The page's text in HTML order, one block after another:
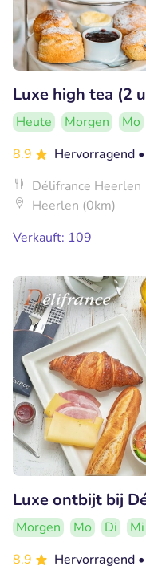
Luxe high tea (2
Heute Morgen Mo
8.9
Hervorragend
Délifrance Heerlen
Heerlen (0km)
Verkauft: 109
Luxe ontbijt bij
Morgen Mo Di Mi
8.9
Hervorragend